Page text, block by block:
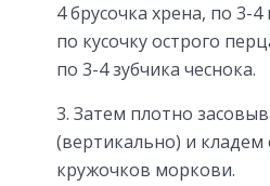
4 брусочка хрена, по 3-
по кусочку острого
по 3-4 зубчика чеснока.
3. Затем плотно
(вертикально) и кладем
кружочков моркови.